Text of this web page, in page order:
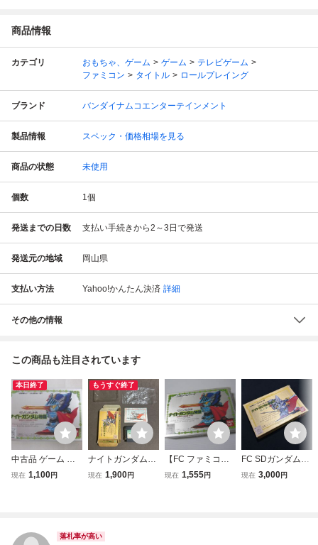
商品情報
カテゴリ おもちゃ、ゲーム ゲーム
テレビゲーム
ファミコン
タイトル ロールプレイング
ブランド バンダイナムコエンターテインメント
製品情報 スペック・価格相場を見る
商品の状態 未使用
個数 1個
発送までの日数 支払い手続きから2～3日で発送
発送元の地域 岡山県
支払い方法 Yahoo!かんたん決済 詳細
その他の情報
この商品も注目されています
本日終了
中古品 ゲーム フ
ァミコン ソフト S
現在 1,100円
もうすぐ終了
ナイトガンダム物
語2 箱説付きフ
現在 1,900円
【FC ファミコン
ソフト】SDガン
現在 1,555円
FC SDガンダム外
伝 ナイトガンダム
現在 3,000円
落札率が高い